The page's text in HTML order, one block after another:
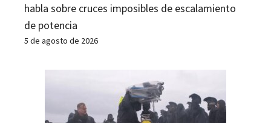
habla sobre cruces imposibles de escalamiento
de potencia
5 de agosto de 2026